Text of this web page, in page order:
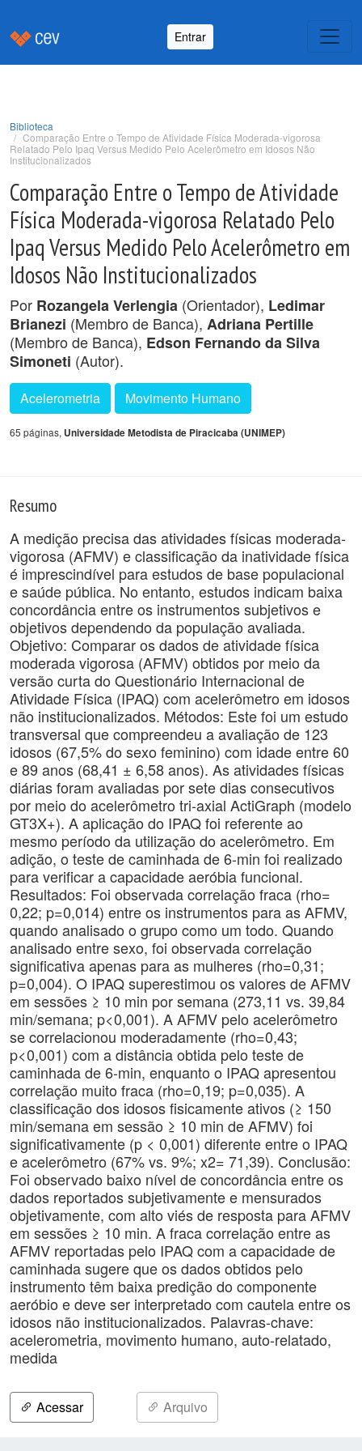
Entrar
Biblioteca
Comparação Entre o Tempo de Atividade Física Moderada-vigorosa
Relatado Pelo Ipaq Versus Medido Pelo Acelerômetro em Idosos Não
Institucionalizados
Comparação Entre o Tempo de Atividade
Física Moderada-vigorosa Relatado Pelo
Ipaq Versus Medido Pelo Acelerômetro em
Idosos Não Institucionalizados
Por Rozangela Verlengia (Orientador), Ledimar
Brianezi (Membro de Banca), Adriana Pertille
(Membro de Banca), Edson Fernando da Silva
Simoneti (Autor).
Acelerometria Movimento Humano
65 páginas, Universidade Metodista de Piracicaba (UNIMEP)
Resumo
A medição precisa das atividades físicas moderada-
vigorosa (AFMV) e classificação da inatividade física
é imprescindível para estudos de base populacional
e saúde pública. No entanto, estudos indicam baixa
concordância entre os instrumentos subjetivos e
objetivos dependendo da população avaliada.
Objetivo: Comparar os dados de atividade física
moderada vigorosa (AFMV) obtidos por meio da
versão curta do Questionário Internacional de
Atividade Física (IPAQ) com acelerômetro em idosos
não institucionalizados. Métodos: Este foi um estudo
transversal que compreendeu a avaliação de 123
idosos (67,5% do sexo feminino) com idade entre 60
e 89 anos (68,41 ± 6,58 anos). As atividades físicas
diárias foram avaliadas por sete dias consecutivos
por meio do acelerômetro tri-axial ActiGraph (modelo
GT3X+). A aplicação do IPAQ foi referente ao
mesmo período da utilização do acelerômetro. Em
adição, o teste de caminhada de 6-min foi realizado
para verificar a capacidade aeróbia funcional.
Resultados: Foi observada correlação fraca (rho=
0,22; p=0,014) entre os instrumentos para as AFMV,
quando analisado o grupo como um todo. Quando
analisado entre sexo, foi observada correlação
significativa apenas para as mulheres (rho=0,31;
p=0,004). O IPAQ superestimou os valores de AFMV
em sessões ≥ 10 min por semana (273,11 vs. 39,84
min/semana; p<0,001). A AFMV pelo acelerômetro
se correlacionou moderadamente (rho=0,43;
p<0,001) com a distância obtida pelo teste de
caminhada de 6-min, enquanto o IPAQ apresentou
correlação muito fraca (rho=0,19; p=0,035). A
classificação dos idosos fisicamente ativos (≥ 150
min/semana em sessão ≥ 10 min de AFMV) foi
significativamente (p < 0,001) diferente entre o IPAQ
e acelerômetro (67% vs. 9%; x2= 71,39). Conclusão:
Foi observado baixo nível de concordância entre os
dados reportados subjetivamente e mensurados
objetivamente, com alto viés de resposta para AFMV
em sessões ≥ 10 min. A fraca correlação entre as
AFMV reportadas pelo IPAQ com a capacidade de
caminhada sugere que os dados obtidos pelo
instrumento têm baixa predição do componente
aeróbio e deve ser interpretado com cautela entre os
idosos não institucionalizados. Palavras-chave:
acelerometria, movimento humano, auto-relatado,
medida
Acessar Arquivo